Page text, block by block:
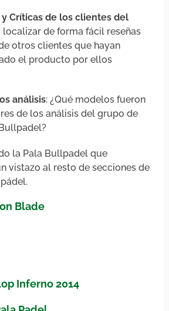
y Críticas de los clientes del
localizar de forma fácil reseñas
otros clientes que hayan
el producto por ellos
análisis: ¿Qué modelos fueron
de los análisis del grupo de
la Pala Bullpadel que
vistazo al resto de secciones de
Blade
Inferno 2014